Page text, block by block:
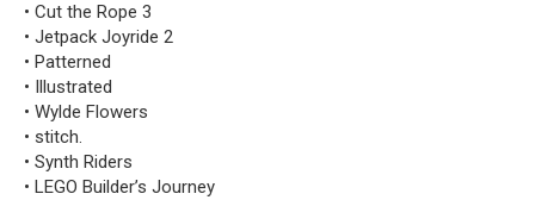
• Cut the Rope 3
• Jetpack Joyride 2
• Patterned
• Illustrated
• Wylde Flowers
• stitch.
• Synth Riders
• LEGO Builder’s Journey